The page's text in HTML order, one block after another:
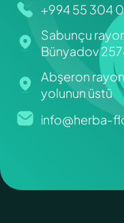
+994 55 304
Sabunçu
Bünyadov
Abşeron
yolunun üstü
info@herba-